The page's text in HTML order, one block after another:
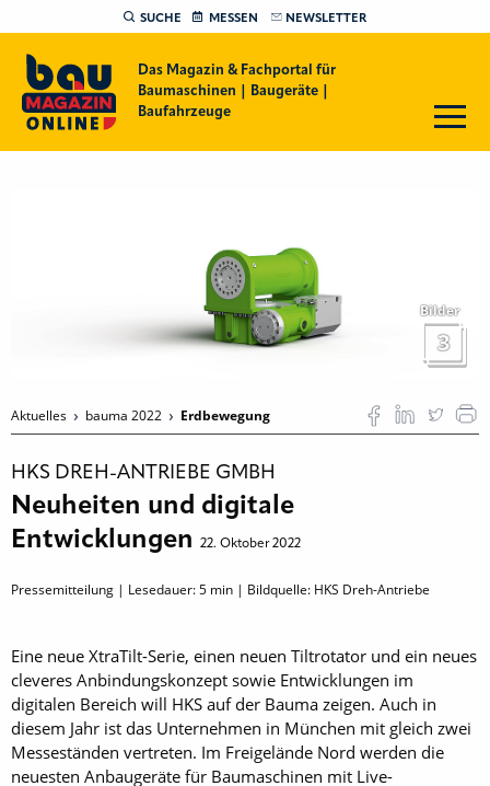
SUCHE MESSEN NEWSLETTER
Das Magazin & Fachportal für
Baumaschinen | Baugeräte |
Baufahrzeuge
Bilder
3
Aktuelles bauma 2022 Erdbewegung
HKS DREH-ANTRIEBE GMBH
Neuheiten und digitale
Entwicklungen
22. Oktober 2022
Pressemitteilung | Lesedauer:5 min | Bildquelle: HKS Dreh-Antriebe
Eine neue XtraTilt-Serie, einen neuen Tiltrotator und ein neues
cleveres Anbindungskonzept sowie Entwicklungen im
digitalen Bereich will HKS auf der Bauma zeigen. Auch in
diesem Jahr ist das Unternehmen in München mit gleich zwei
Messeständen vertreten. Im Freigelände Nord werden die
neuesten Anbaugeräte für Baumaschinen mit Live-